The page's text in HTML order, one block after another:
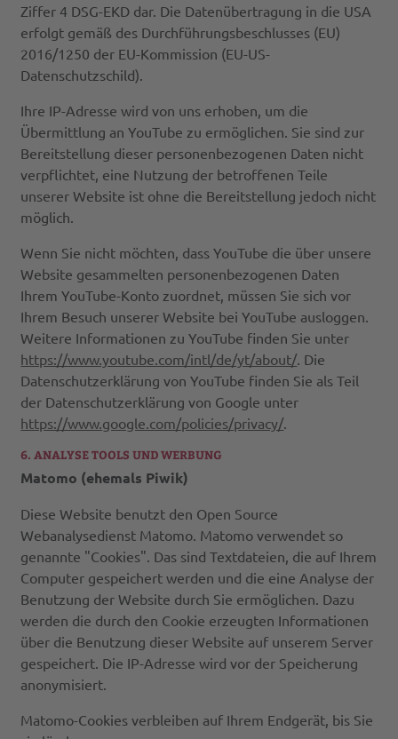
Ziffer 4 DSG-EKD dar. Die Datenübertragung in die USA
erfolgt gemäß des Durchführungsbeschlusses (EU)
2016/1250 der EU-Kommission (EU-US-
Datenschutzschild).
Ihre IP-Adresse wird von uns erhoben, um die
Übermittlung an YouTube zu ermöglichen. Sie sind zur
Bereitstellung dieser personenbezogenen Daten nicht
verpflichtet, eine Nutzung der betroffenen Teile
unserer Website ist ohne die Bereitstellung jedoch nicht
möglich.
Wenn Sie nicht möchten, dass YouTube die über unsere
Website gesammelten personenbezogenen Daten
Ihrem YouTube-Konto zuordnet, müssen Sie sich vor
Ihrem Besuch unserer Website bei YouTube ausloggen.
Weitere Informationen zu YouTube finden Sie unter
https://www.youtube.com/intl/de/yt/about/. Die
Datenschutzerklärung von YouTube finden Sie als Teil
der Datenschutzerklärung von Google unter
https://www.google.com/policies/privacy/.
6. ANALYSE TOOLS UND WERBUNG
Matomo (ehemals Piwik)
Diese Website benutzt den Open Source
Webanalysedienst Matomo. Matomo verwendet so
genannte "Cookies". Das sind Textdateien, die auf Ihrem
Computer gespeichert werden und die eine Analyse der
Benutzung der Website durch Sie ermöglichen. Dazu
werden die durch den Cookie erzeugten Informationen
über die Benutzung dieser Website auf unserem Server
gespeichert. Die IP-Adresse wird vor der Speicherung
anonymisiert.
Matomo-Cookies verbleiben auf Ihrem Endgerät, bis Sie